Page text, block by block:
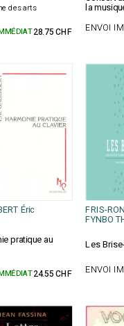
des arts la
28.75 CHF ENVOI
Éric FRIS-
FYNBO
pratique au Les
24.55 CHF ENVOI